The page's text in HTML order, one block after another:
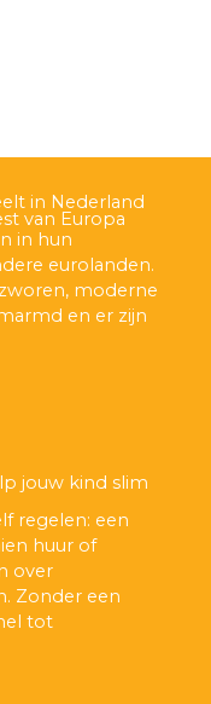
in Nederland
van Europa
in hun
eurolanden.
moderne
en er zijn
jouw kind slim
regelen: een
huur of
over
Zonder een
tot